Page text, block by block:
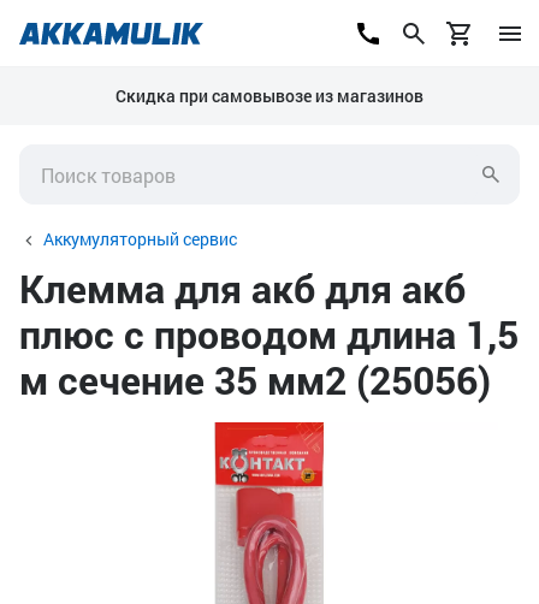
Скидка при самовывозе из магазинов
Аккумуляторный сервис
Клемма для акб для акб
плюс с проводом длина 1,5
м сечение 35 мм2 (25056)